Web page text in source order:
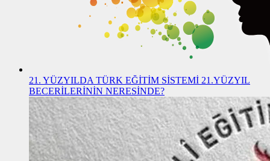
21. YÜZYILDA TÜRK EĞİTİM SİSTEMİ 21.YÜZYIL
BECERİLERİNİN NERESİNDE?